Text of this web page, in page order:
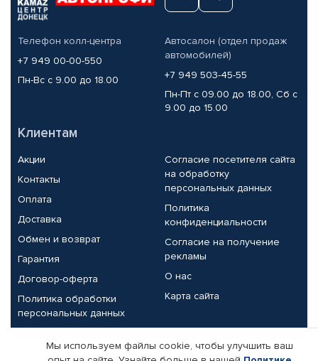
Телефон колл-центра
+7 949 00-00-550
Пн-Вс с 9.00 до 18.00
Автосалон (отдел продаж
автомобилей)
+7 949 503-45-55
Пн-Пт с 09.00 до 18.00, Сб с
9.00 до 15.00
Клиентам
Акции
Контакты
Оплата
Доставка
Обмен и возврат
Гарантия
Договор-оферта
Политика обработки
персональных данных
Согласие посетителя сайта
на обработку
персональных данных
Политика
конфиденциальности
Согласие на получение
рекламы
О нас
Карта сайта
Партнерам
Мы используем файлы cookie, чтобы улучшить ваш